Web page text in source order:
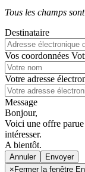
Tous les champs
Destinataire
Vos coordonnées
Votre adresse
Message
Bonjour,
Voici une offre
intéresser.
A bientôt.
Annuler
× Fermer la fenêtre